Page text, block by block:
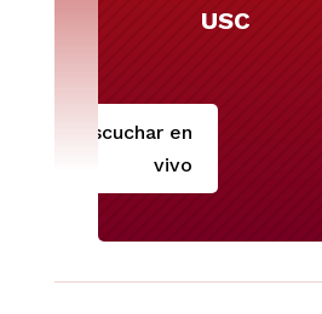
USC
Escuchar en
vivo